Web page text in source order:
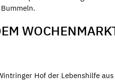
Hof der Lebenshilfe